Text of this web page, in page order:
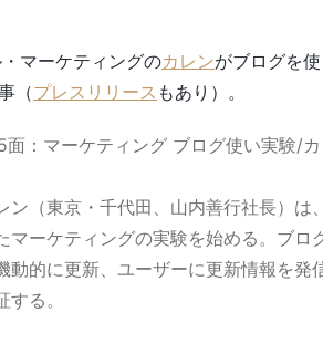
マーケティングのカレンがブログを
（プレスリリース もあり）。
：マーケティング ブログ使い実験/
ン（東京・千代田、山内善行社長）は
マーケティングの実験を始める。ブロ
動的に更新、ユーザーに更新情報を発
る。